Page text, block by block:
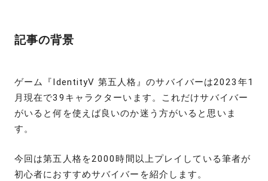
記事の背景
ゲーム『IdentityV 第五人格』のサバイバーは2023年1
月現在で39キャラクターいます。これだけサバイバー
がいると何を使えば良いのか迷う方がいると思いま
す。
今回は第五人格を2000時間以上プレイしている筆者が
初心者におすすめサバイバーを紹介します。